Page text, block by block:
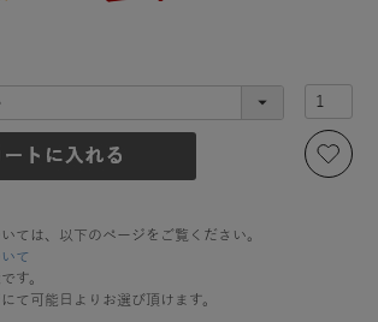
ては、以下のページをご覧ください。
て
す。
て可能日よりお選び頂けます。